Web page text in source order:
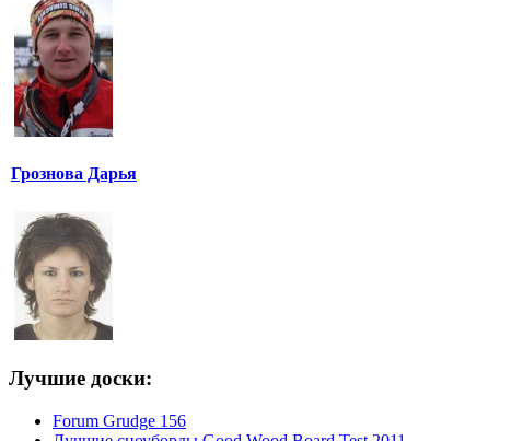
Грознова Дарья
Лучшие доски:
Forum Grudge 156